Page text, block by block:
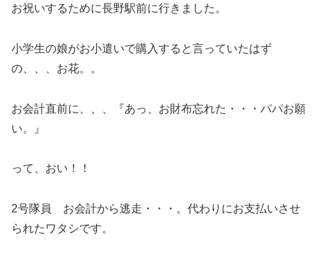
お祝いするために長野駅前に行きました。
小学生の娘がお小遣いで購入すると言っていたはず
の、、、お花。。
お会計直前に、、、『あっ、お財布忘れた・・・パパお願
い。』
って、おい！！
2号隊員 お会計から逃走・・・。代わりにお支払いさせ
られたワタシです。